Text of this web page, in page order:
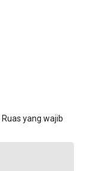
Ruas yang wajib